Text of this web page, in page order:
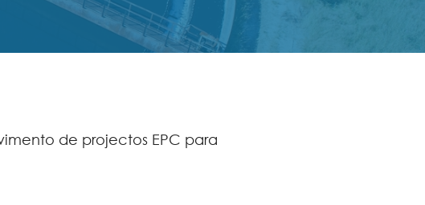
de projectos EPC para